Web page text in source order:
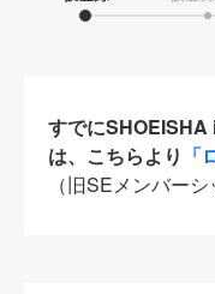
すでにSHOEISHA
は、こちらより 「
（旧SEメンバー